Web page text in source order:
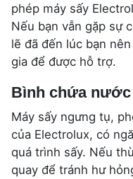
phép máy sấy
Nếu bạn vẫn gặp sự
lẽ đã đến lúc bạn
gia để được hỗ trợ.
Bình chứa nước
Máy sấy ngưng tụ,
của Electrolux, có
quá trình sấy. Nếu
quay để tránh hư